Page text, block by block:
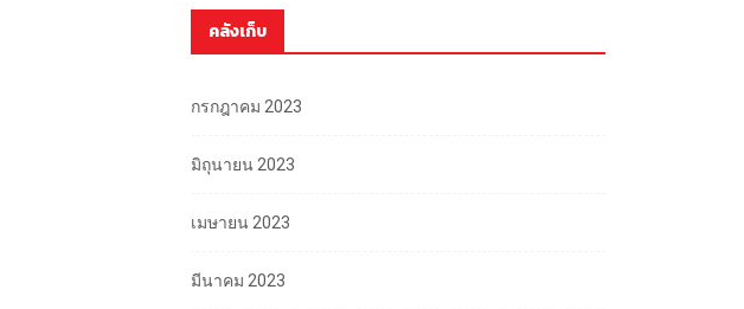
คลังเก็บ
กรกฎาคม 2023
มิถุนายน 2023
เมษายน 2023
มีนาคม 2023